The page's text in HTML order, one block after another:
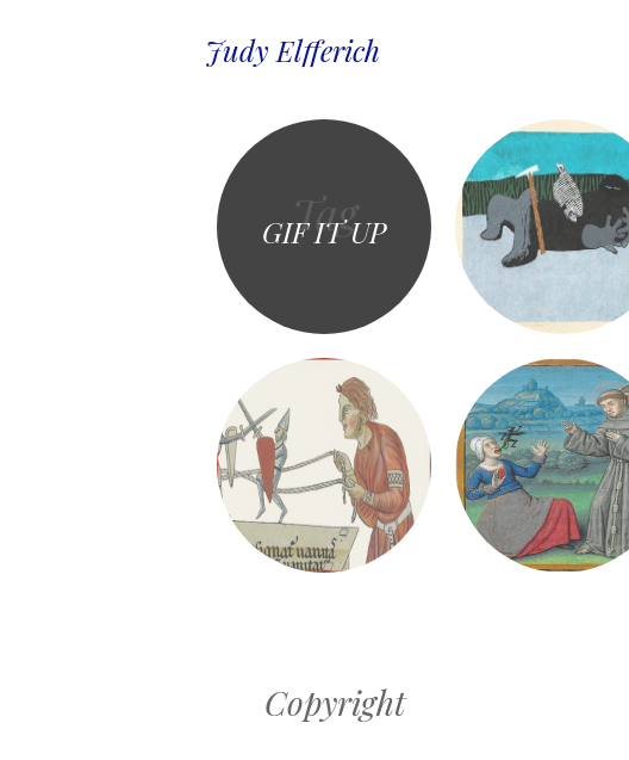
Judy Elfferich
Tag
GIF IT UP
Copyright